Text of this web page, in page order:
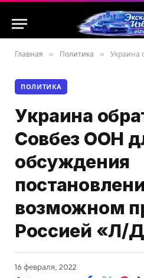
Главная » Политика » Украина обратилась в
ПОЛИТИКА
Украина
Совбез ООН
обсуждения
возможном
Россией «Л/
16 февраля, 2022